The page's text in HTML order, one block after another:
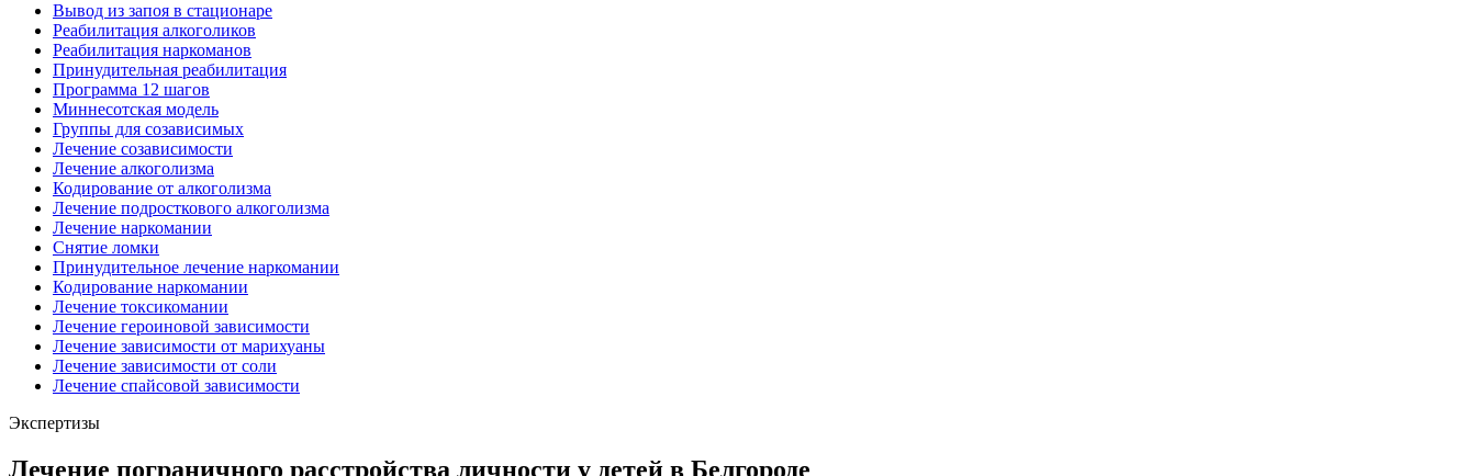
Вывод из запоя в стационаре
Реабилитация алкоголиков
Реабилитация наркоманов
Принудительная реабилитация
Программа 12 шагов
Миннесотская модель
Группы для созависимых
Лечение созависимости
Лечение алкоголизма
Кодирование от алкоголизма
Лечение подросткового алкоголизма
Лечение наркомании
Снятие ломки
Принудительное лечение наркомании
Кодирование наркомании
Лечение токсикомании
Лечение героиновой зависимости
Лечение зависимости от марихуаны
Лечение зависимости от соли
Лечение спайсовой зависимости
Экспертизы
Лечение пограничного расстройства личности у детей в Белгороде